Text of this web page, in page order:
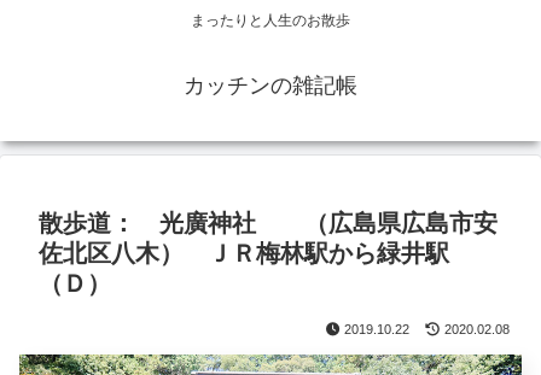
まったりと人生のお散歩
カッチンの雑記帳
散歩道： 光廣神社 （広島県広島市安
佐北区八木） ＪＲ梅林駅から緑井駅
（Ｄ）
2019.10.22 2020.02.08